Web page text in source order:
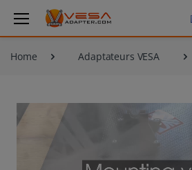
Home Adaptateurs VESA